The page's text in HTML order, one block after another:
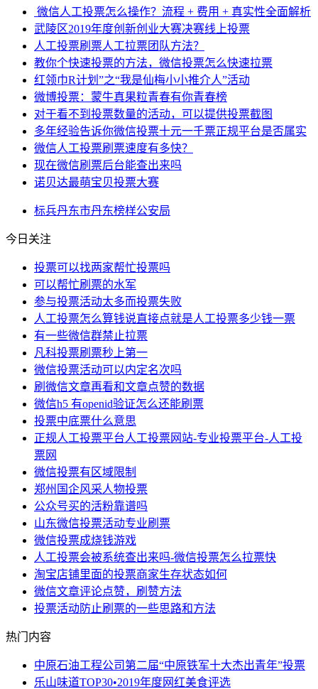
微信人工投票怎么操作？流程 + 费用 + 真实性全面解析
武陵区2019年度创新创业大赛决赛线上投票
人工投票刷票人工拉票团队方法？
教你个快速投票的方法，微信投票怎么快速拉票
红领巾R计划”之“我是仙梅小小推介人”活动
微博投票：蒙牛真果粒青春有你青春榜
对于看不到投票数量的活动，可以提供投票截图
多年经验告诉你微信投票十元一千票正规平台是否属实
微信人工投票刷票速度有多快？
现在微信刷票后台能查出来吗
诺贝达最萌宝贝投票大赛
标兵丹东市丹东榜样公安局
今日关注
投票可以找两家帮忙投票吗
可以帮忙刷票的水军
参与投票活动太多而投票失败
人工投票怎么算钱说直接点就是人工投票多少钱一票
有一些微信群禁止拉票
凡科投票刷票秒上第一
微信投票活动可以内定名次吗
刷微信文章再看和文章点赞的数据
微信h5 有openid验证怎么还能刷票
投票中底票什么意思
正规人工投票平台人工投票网站-专业投票平台-人工投
票网
微信投票有区域限制
郑州国企风采人物投票
公众号买的活粉靠谱吗
山东微信投票活动专业刷票
微信投票成烧钱游戏
人工投票会被系统查出来吗-微信投票怎么拉票快
淘宝店铺里面的投票商家生存状态如何
微信文章评论点赞，刷赞方法
投票活动防止刷票的一些思路和方法
热门内容
中原石油工程公司第二届“中原铁军十大杰出青年”投票
乐山味道TOP30•2019年度网红美食评选